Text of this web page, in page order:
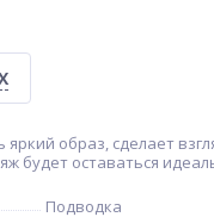
образ, сделает
будет оставаться
Подводка